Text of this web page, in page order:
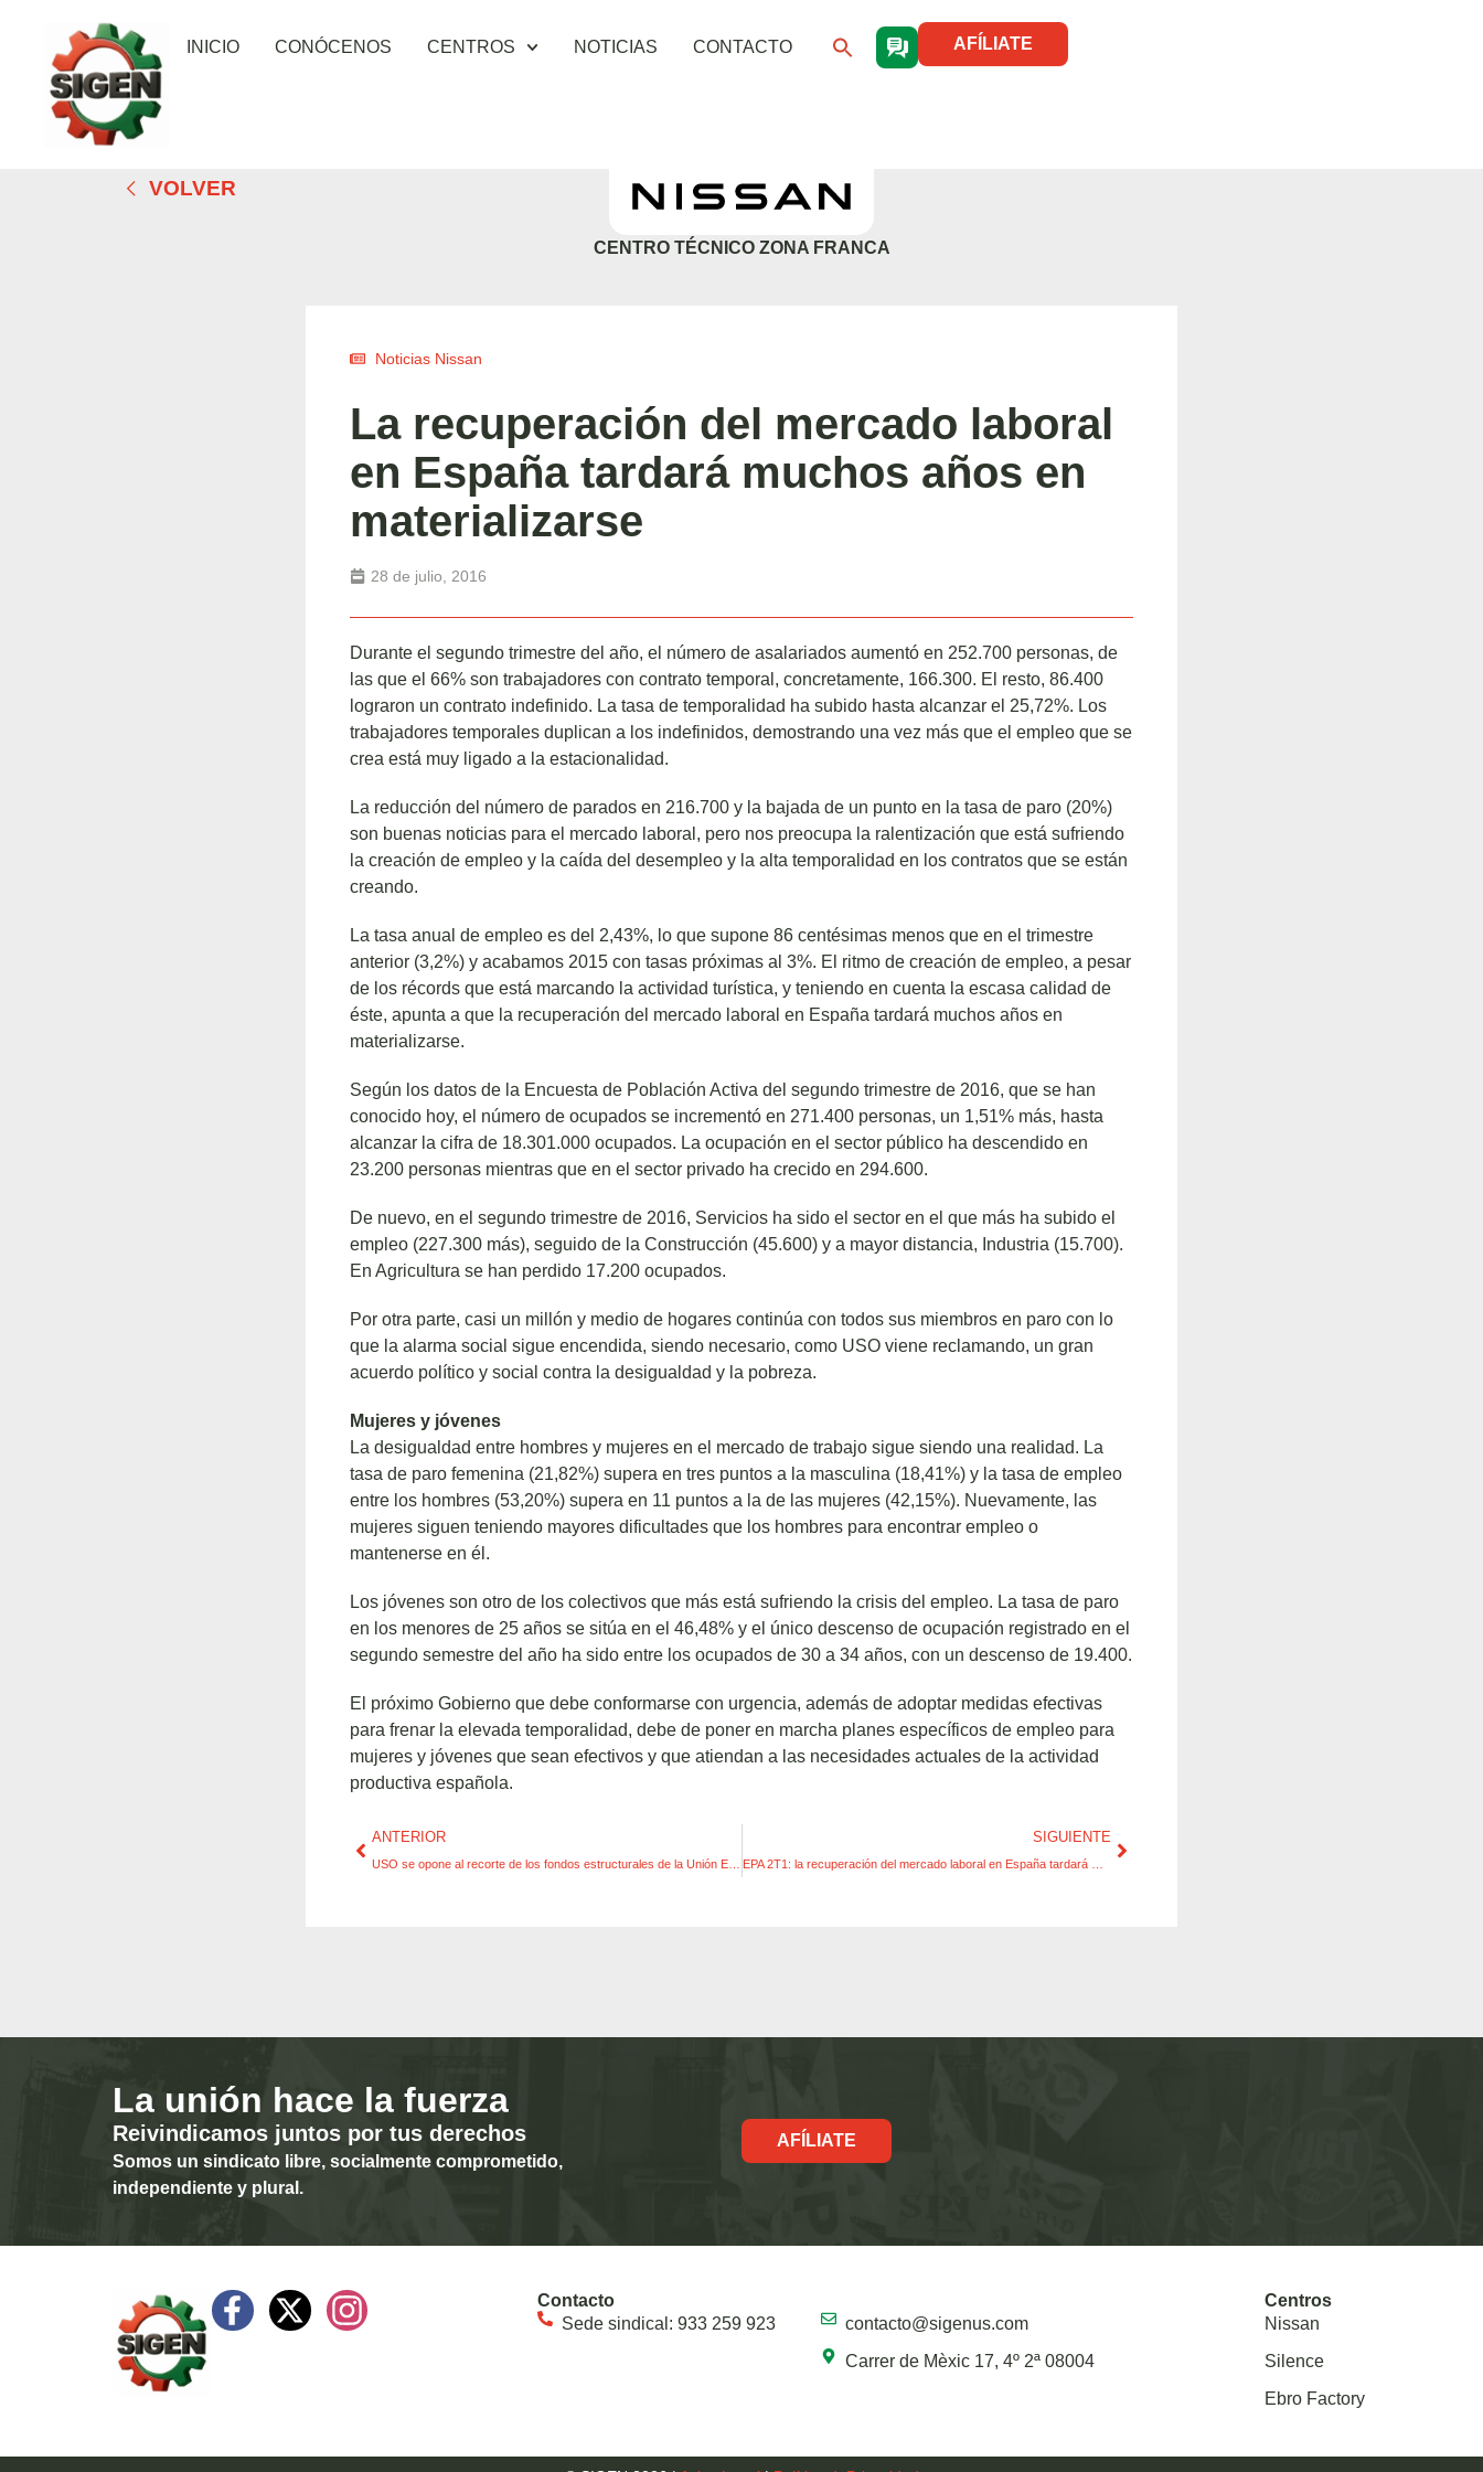
INICIO CONÓCENOS CENTROS NOTICIAS CONTACTO AFÍLIATE
VOLVER
CENTRO TÉCNICO ZONA FRANCA
Noticias Nissan
La recuperación del mercado laboral
en España tardará muchos años en
materializarse
28 de julio, 2016
Durante el segundo trimestre del año, el número de asalariados aumentó en 252.700 personas, de
las que el 66% son trabajadores con contrato temporal, concretamente, 166.300. El resto, 86.400
lograron un contrato indefinido. La tasa de temporalidad ha subido hasta alcanzar el 25,72%. Los
trabajadores temporales duplican a los indefinidos, demostrando una vez más que el empleo que se
crea está muy ligado a la estacionalidad.
La reducción del número de parados en 216.700 y la bajada de un punto en la tasa de paro (20%)
son buenas noticias para el mercado laboral, pero nos preocupa la ralentización que está sufriendo
la creación de empleo y la caída del desempleo y la alta temporalidad en los contratos que se están
creando.
La tasa anual de empleo es del 2,43%, lo que supone 86 centésimas menos que en el trimestre
anterior (3,2%) y acabamos 2015 con tasas próximas al 3%. El ritmo de creación de empleo, a pesar
de los récords que está marcando la actividad turística, y teniendo en cuenta la escasa calidad de
éste, apunta a que la recuperación del mercado laboral en España tardará muchos años en
materializarse.
Según los datos de la Encuesta de Población Activa del segundo trimestre de 2016, que se han
conocido hoy, el número de ocupados se incrementó en 271.400 personas, un 1,51% más, hasta
alcanzar la cifra de 18.301.000 ocupados. La ocupación en el sector público ha descendido en
23.200 personas mientras que en el sector privado ha crecido en 294.600.
De nuevo, en el segundo trimestre de 2016, Servicios ha sido el sector en el que más ha subido el
empleo (227.300 más), seguido de la Construcción (45.600) y a mayor distancia, Industria (15.700).
En Agricultura se han perdido 17.200 ocupados.
Por otra parte, casi un millón y medio de hogares continúa con todos sus miembros en paro con lo
que la alarma social sigue encendida, siendo necesario, como USO viene reclamando, un gran
acuerdo político y social contra la desigualdad y la pobreza.
Mujeres y jóvenes
La desigualdad entre hombres y mujeres en el mercado de trabajo sigue siendo una realidad. La
tasa de paro femenina (21,82%) supera en tres puntos a la masculina (18,41%) y la tasa de empleo
entre los hombres (53,20%) supera en 11 puntos a la de las mujeres (42,15%). Nuevamente, las
mujeres siguen teniendo mayores dificultades que los hombres para encontrar empleo o
mantenerse en él.
Los jóvenes son otro de los colectivos que más está sufriendo la crisis del empleo. La tasa de paro
en los menores de 25 años se sitúa en el 46,48% y el único descenso de ocupación registrado en el
segundo semestre del año ha sido entre los ocupados de 30 a 34 años, con un descenso de 19.400.
El próximo Gobierno que debe conformarse con urgencia, además de adoptar medidas efectivas
para frenar la elevada temporalidad, debe de poner en marcha planes específicos de empleo para
mujeres y jóvenes que sean efectivos y que atiendan a las necesidades actuales de la actividad
productiva española.
ANTERIOR SIGUIENTE
La unión hace la fuerza
Reivindicamos juntos por tus derechos
Somos un sindicato libre, socialmente comprometido,
independiente y plural.
AFÍLIATE
Contacto
Sede sindical: 933 259 923
contacto@sigenus.com
Carrer de Mèxic 17, 4º 2ª 08004
Centros
Nissan
Silence
Ebro Factory